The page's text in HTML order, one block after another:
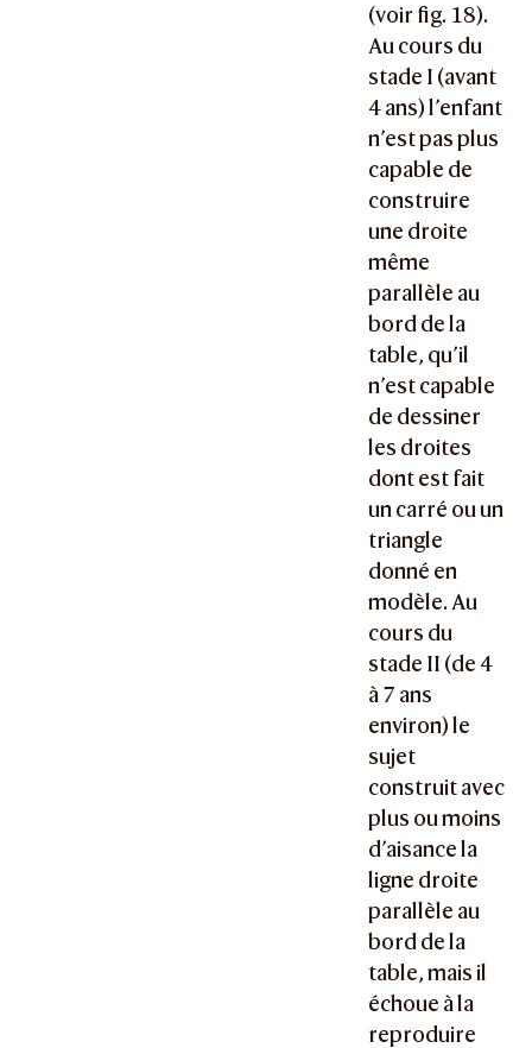
(voir fig. 18).
Au cours du
stade I (avant
4 ans) l’enfant
n’est pas plus
capable de
construire
une droite
même
parallèle au
bord de la
table, qu’il
n’est capable
de dessiner
les droites
dont est fait
un carré ou un
triangle
donné en
modèle. Au
cours du
stade II (de 4
à 7 ans
environ) le
sujet
construit avec
plus ou moins
d’aisance la
ligne droite
parallèle au
bord de la
table, mais il
échoue à la
reproduire